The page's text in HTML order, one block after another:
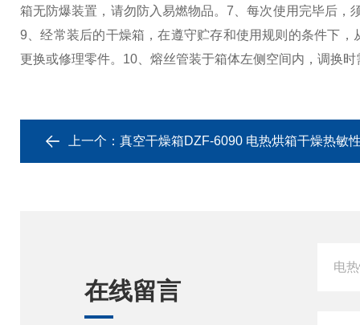
箱无防爆装置，请勿防入易燃物品。7、每次使用完毕后，
9、经常装后的干燥箱，在遵守贮存和使用规则的条件下
更换或修理零件。 10、熔丝管装于箱体左侧空间内，调换
上一个： 真空干燥箱DZF-6090 电热烘箱干燥热敏
在线留言